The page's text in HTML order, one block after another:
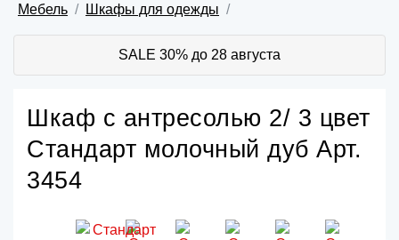
Мебель Шкафы для одежды
SALE 30% до 28 августа
Шкаф с антресолью 2/ 3 цвет
Стандарт молочный дуб Арт.
3454